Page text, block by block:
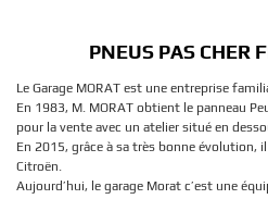
PNEUS PAS CHER
Le Garage MORAT est une entreprise
En 1983, M. MORAT obtient le panneau
pour la vente avec un atelier situé en
En 2015, grâce à sa très bonne évolution,
Citroën.
Aujourd’hui, le garage Morat c’est une